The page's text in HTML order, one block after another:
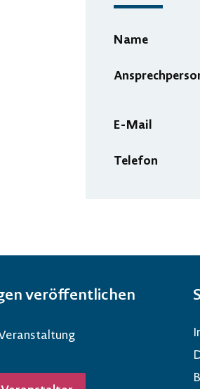
Name
E-Mail
Telefon
veröffentlichen